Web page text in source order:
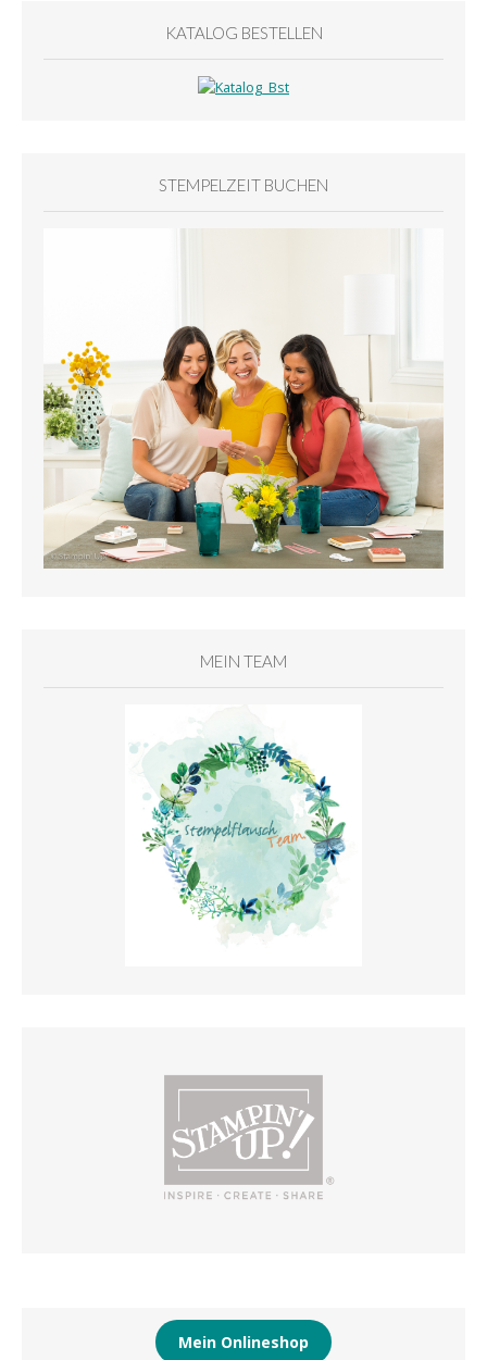
KATALOG BESTELLEN
STEMPELZEIT BUCHEN
MEIN TEAM
Mein Onlineshop